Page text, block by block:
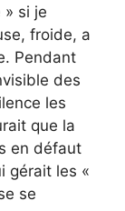
si je
froide, a
Pendant
des
les
que la
en défaut
gérait les «
se